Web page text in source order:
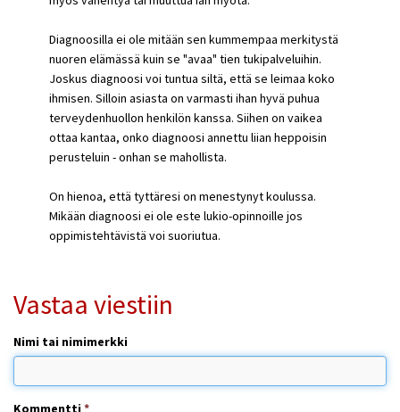
Diagnoosilla ei ole mitään sen kummempaa merkitystä
nuoren elämässä kuin se "avaa" tien tukipalveluihin.
Joskus diagnoosi voi tuntua siltä, että se leimaa koko
ihmisen. Silloin asiasta on varmasti ihan hyvä puhua
terveydenhuollon henkilön kanssa. Siihen on vaikea
ottaa kantaa, onko diagnoosi annettu liian heppoisin
perusteluin - onhan se mahollista.
On hienoa, että tyttäresi on menestynyt koulussa.
Mikään diagnoosi ei ole este lukio-opinnoille jos
oppimistehtävistä voi suoriutua.
Vastaa viestiin
Nimi tai nimimerkki
Kommentti*